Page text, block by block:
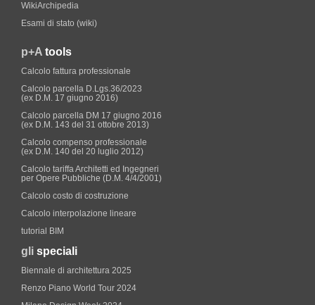
WikiArchipedia
Esami di stato (wiki)
p+A tools
Calcolo fattura professionale
Calcolo parcella D.Lgs.36/2023
(ex D.M. 17 giugno 2016)
Calcolo parcella DM 17 giugno 2016
(ex D.M. 143 del 31 ottobre 2013)
Calcolo compenso professionale
(ex D.M. 140 del 20 luglio 2012)
Calcolo tariffa Architetti ed Ingegneri
per Opere Pubbliche (D.M. 4/4/2001)
Calcolo costo di costruzione
Calcolo interpolazione lineare
tutorial BIM
gli speciali
Biennale di architettura 2025
Renzo Piano World Tour 2024